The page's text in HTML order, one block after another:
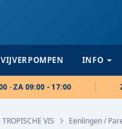
INFO
· ZA 09:00 - 17:00
TROPISCHE VIS Eenlingen /